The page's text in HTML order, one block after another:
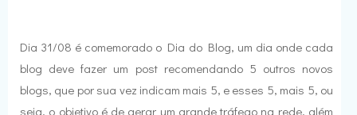
Dia 31/08 é comemorado o Dia do Blog, um dia onde cada
blog deve fazer um post recomendando 5 outros novos
blogs, que por sua vez indicam mais 5, e esses 5, mais 5, ou
seja, o objetivo é de gerar um grande tráfego na rede, além